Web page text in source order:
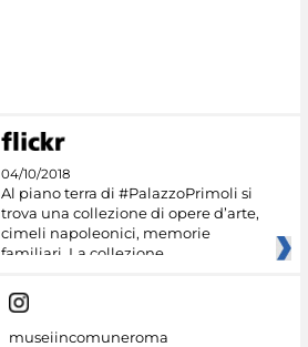
04/10/2018
Al piano terra di #PalazzoPrimoli si
trova una collezione di opere d’arte,
cimeli napoleonici, memorie
familiari. La collezione
museiincomuneroma